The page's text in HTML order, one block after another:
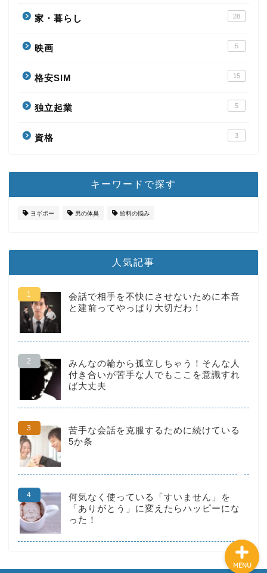
家・暮らし 28
映画 5
格安SIM 15
独立起業 5
資格 3
キーワードで探す
ヨギボー 男の体臭 給料の悩み
人気記事
会話で相手を不快にさせないために本音
と建前ってやっぱり大切だわ！
みんなの輪から孤立しちゃう！そんな人
付き合いが苦手な人でもここを意識すれ
ば大丈夫
苦手な会話を克服するために続けている
5か条
何気なく使っている「すいません」を
「ありがとう」に変えたらハッピーにな
った！
MENU